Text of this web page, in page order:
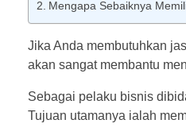
Mengapa Sebaiknya
Jika Anda membutuhkan
akan sangat membantu
Sebagai pelaku bisnis
Tujuan utamanya ialah